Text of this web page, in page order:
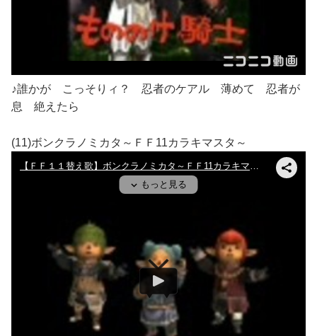
♪誰かが こっそりィ？ 忍者のケアル 薄めて 忍者が
息 絶えたら
(11)ボンクラノミカタ～ＦＦ11カラキマスタ～